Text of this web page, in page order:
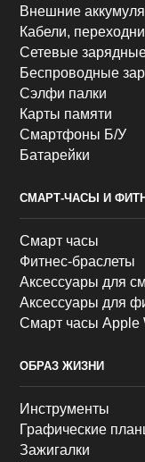
Внешние
Кабели,
Сетевые
Беспроводные
Сэлфи палки
Карты памяти
Смартфоны Б/У
Батарейки
СМАРТ-ЧАСЫ И
Смарт часы
Фитнес-браслеты
Аксессуары для
Аксессуары для
Смарт часы Apple
ОБРАЗ ЖИЗНИ
Инструменты
Графические
Зажигалки